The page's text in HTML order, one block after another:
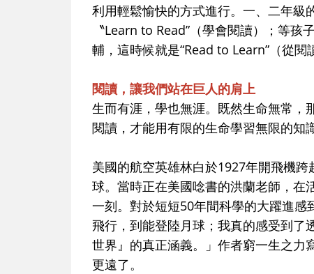
利用輕鬆愉快的方式進行。一、二年級
〝Learn to Read”（學會閱讀）；等
輔，這時候就是“Read to Learn”（從
閱讀，讓我們站在巨人的肩上
生而有涯，學也無涯。既然生命無常，
閱讀，才能用有限的生命學習無限的知識
美國的航空英雄林白於1927年開飛機
球。當時正在美國唸書的洪蘭老師，在
一刻。對於短短50年間科學的大躍進
飛行，到能登陸月球；我真的感受到了
世界』的真正涵義。」作者窮一生之力
更遠了。